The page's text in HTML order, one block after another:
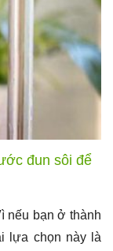
đun sôi để
nếu bạn ở thành
lựa chọn này là